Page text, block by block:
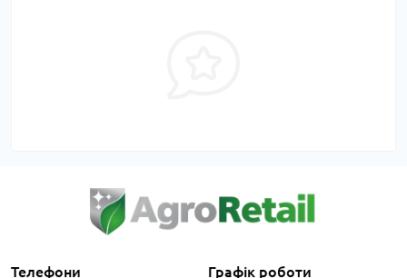
Телефони Графік роботи